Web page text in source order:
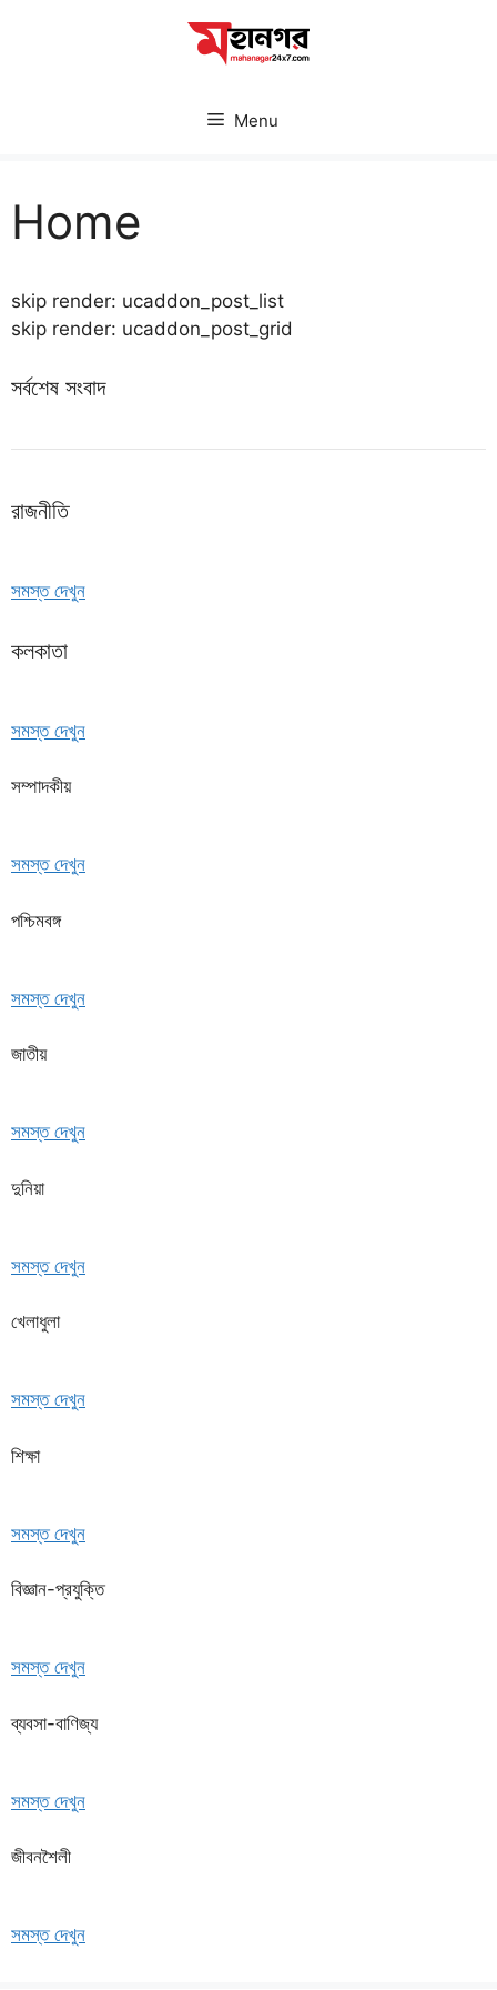
Menu
Home
skip render: ucaddon_post_list
skip render: ucaddon_post_grid
সর্বশেষ সংবাদ
রাজনীতি
সমস্ত দেখুন
কলকাতা
সমস্ত দেখুন
সম্পাদকীয়
সমস্ত দেখুন
পশ্চিমবঙ্গ
সমস্ত দেখুন
জাতীয়
সমস্ত দেখুন
দুনিয়া
সমস্ত দেখুন
খেলাধুলা
সমস্ত দেখুন
শিক্ষা
সমস্ত দেখুন
বিজ্ঞান-প্রযুক্তি
সমস্ত দেখুন
ব্যবসা-বাণিজ্য
সমস্ত দেখুন
জীবনশৈলী
সমস্ত দেখুন